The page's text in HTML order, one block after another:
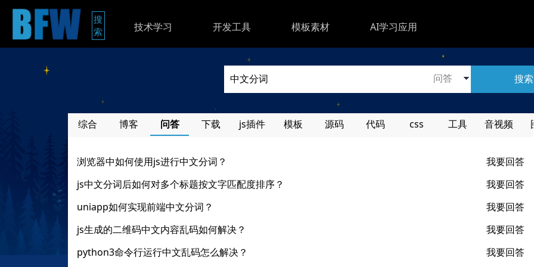
搜
索
技术学习 开发工具 模板素材 AI学习应用
搜索
综合 博客 问答 下载 js插件 模板 源码 代码 css 工具 音视频
浏览器中如何使用js进行中文分词？
我要回答
js中文分词后如何对多个标题按文字匹配度排序？
我要回答
uniapp如何实现前端中文分词？
我要回答
js生成的二维码中文内容乱码如何解决？
我要回答
python3命令行运行中文乱码怎么解决？
我要回答